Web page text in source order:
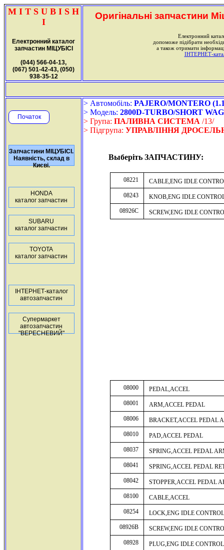
M I T S U B I S H
I
Електронний каталог
запчастин МІЦУБІСІ
(044) 566-04-13,
(067) 501-42-43, (050)
938-35-12
Оригінальні запчастини
Електронний
допоможе підібрати
а також отримати
ІНТЕРНЕТ-
Початок
Запчастини МІЦУБІСІ.
Наявність, склад в
Києві.
HONDA
каталог запчастин
SUBARU
каталог запчастин
TOYOTA
каталог запчастин
ІНТЕРНЕТ-каталог
автозапчастин
Супермаркет
автозапчастин
"ВЕРЕСНЕВИЙ"
> Автомобіль: PAJERO/MONTERO
> Модель: 2800D-TURBO/SHORT
> Група: ПАЛИВНА СИСТЕМА /13/
> Підгрупа: УПРАВЛІННЯ
Выберіть ЗАПЧАСТИНУ:
08221
CABLE,ENG IDLE
08243
KNOB,ENG IDLE
08926C
SCREW,ENG IDLE
08000
PEDAL,ACCEL
08001
ARM,ACCEL PEDAL
08006
BRACKET,ACCEL PEDAL
08010
PAD,ACCEL PEDAL
08037
SPRING,ACCEL PEDAL
08041
SPRING,ACCEL PEDAL
08042
STOPPER,ACCEL PEDAL
08100
CABLE,ACCEL
08254
LOCK,ENG IDLE
08926B
SCREW,ENG IDLE
08928
PLUG,ENG IDLE